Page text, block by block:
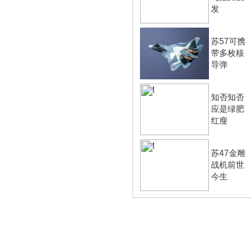
发
苏57可携
带多枚核
导弹
知否知否
应是绿肥
红瘦
苏47金雕
战机前世
今生